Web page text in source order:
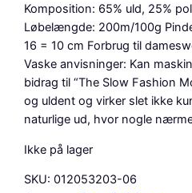
e
n
o
p
r
e
n
a
k
t
Komposition: 65% uld, 25%
Løbelængde: 200m/100g
16 = 10 cm Forbrug til
Vaske anvisninger: Kan
bidrag til “The Slow Fashion
og uldent og virker slet ikke
naturlige ud, hvor nogle
Ikke på lager
SKU: 012053203-06